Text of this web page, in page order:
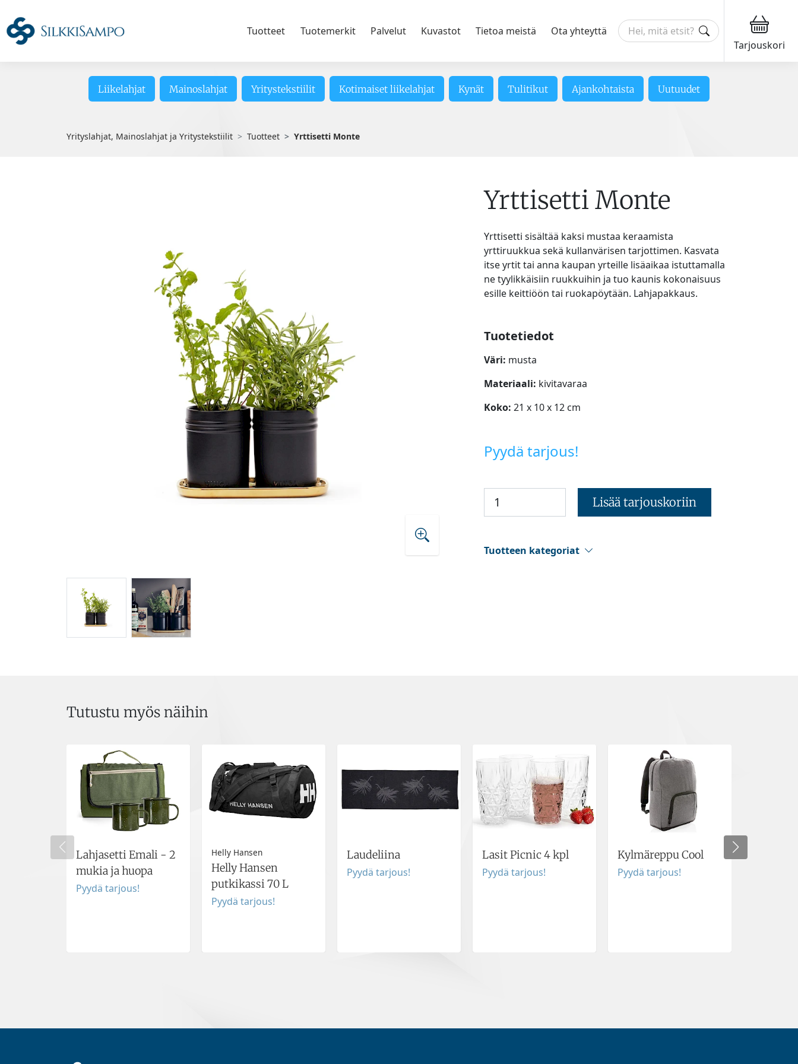
Tuotteet Tuotemerkit Palvelut Kuvastot Tietoa meistä
Ota yhteyttä
Tarjouskori
Liikelahjat Mainoslahjat Yritystekstiilit Kotimaiset liikelahjat Kynät Tulitikut Ajankohtaista Uutuudet
Yrityslahjat, Mainoslahjat ja Yritystekstiilit Tuotteet Yrttisetti Monte
Yrttisetti Monte
Yrttisetti sisältää kaksi mustaa keraamista
yrttiruukkua sekä kullanvärisen tarjottimen. Kasvata
itse yrtit tai anna kaupan yrteille lisäaikaa istuttamalla
ne tyylikkäisiin ruukkuihin ja tuo kaunis kokonaisuus
esille keittiöön tai ruokapöytään. Lahjapakkaus.
Tuotetiedot
Väri: musta
Materiaali: kivitavaraa
Koko: 21 x 10 x 12 cm
Pyydä tarjous!
Lisää tarjouskoriin
Tuotteen kategoriat
Tutustu myös näihin
Lahjasetti Emali - 2
mukia ja huopa
Pyydä tarjous!
Helly Hansen
Helly Hansen
putkikassi 70 L
Pyydä tarjous!
Laudeliina
Pyydä tarjous!
Lasit Picnic 4 kpl
Pyydä tarjous!
Kylmäreppu Cool
Pyydä tarjous!